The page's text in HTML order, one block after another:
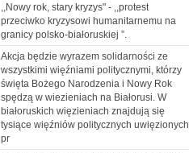
,,Nowy rok, stary kryzys" - ,,protest
przeciwko kryzysowi humanitarnemu na
granicy polsko-białoruskiej ”.
Akcja będzie wyrazem solidarności ze
wszystkimi więźniami politycznymi, którzy
święta Bożego Narodzenia i Nowy Rok
spędzą w wiezieniach na Białorusi. W
białoruskich więzieniach znajdują się
tysiące więźniów politycznych uwięzionych
pr